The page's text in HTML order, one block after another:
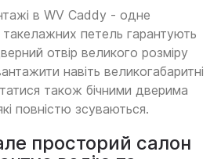
в WV Caddy - одне
петель гарантують
отвір великого розміру
навіть великогабаритні
також бічними дверима
повністю зсуваються.
просторий салон